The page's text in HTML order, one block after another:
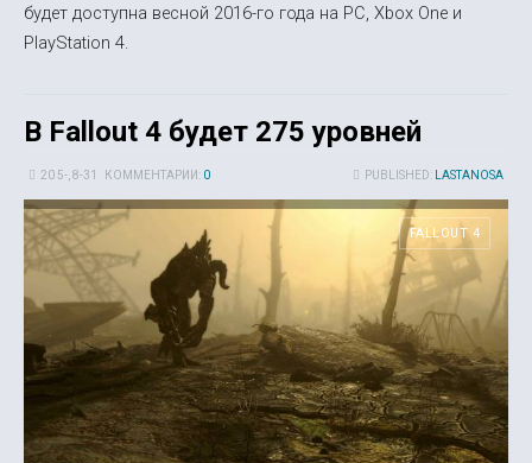
будет доступна весной 2016-го года на PC, Xbox One и
PlayStation 4.
В Fallout 4 будет 275 уровней
PUBLISHED: LASTANOSA
20 5-, 8-31 КОММЕНТАРИИ: 0
FALLOUT 4